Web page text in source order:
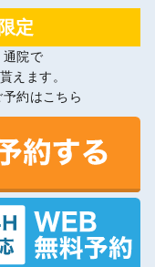
定
通院で
えます。
約はこちら